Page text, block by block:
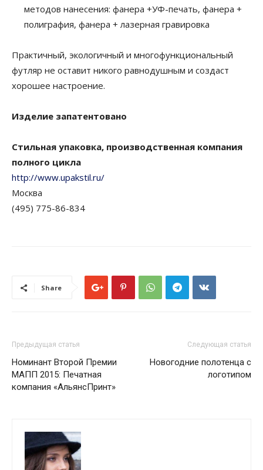
методов нанесения: фанера +УФ-печать, фанера +
полиграфия, фанера + лазерная гравировка
Практичный, экологичный и многофункциональный
футляр не оставит никого равнодушным и создаст
хорошее настроение.
Изделие запатентовано
Стильная упаковка, производственная компания
полного цикла
http://www.upakstil.ru/
Москва
(495) 775-86-834
Share
Предыдущая статья
Номинант Второй Премии
МАПП 2015: Печатная
компания «АльянсПринт»
Следующая статья
Новогодние полотенца с
логотипом